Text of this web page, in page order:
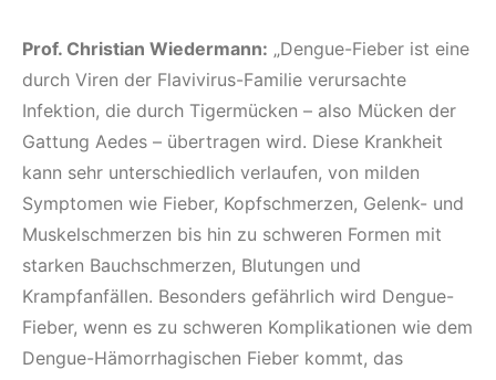
Prof. Christian Wiedermann: „Dengue-Fieber ist eine
durch Viren der Flavivirus-Familie verursachte
Infektion, die durch Tigermücken – also Mücken der
Gattung Aedes – übertragen wird. Diese Krankheit
kann sehr unterschiedlich verlaufen, von milden
Symptomen wie Fieber, Kopfschmerzen, Gelenk- und
Muskelschmerzen bis hin zu schweren Formen mit
starken Bauchschmerzen, Blutungen und
Krampfanfällen. Besonders gefährlich wird Dengue-
Fieber, wenn es zu schweren Komplikationen wie dem
Dengue-Hämorrhagischen Fieber kommt, das